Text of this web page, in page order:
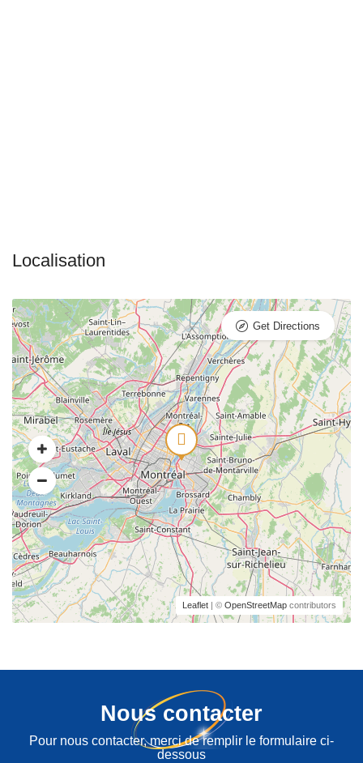
Leaflet | © OpenStreetMap contributors
Get Directions
Nous contacter
Pour nous contacter, merci de remplir le formulaire ci-
dessous